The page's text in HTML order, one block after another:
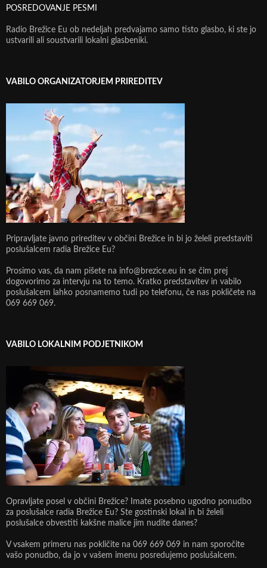
POSREDOVANJE PESMI
Radio Brežice Eu ob nedeljah predvajamo samo tisto glasbo, ki ste jo
ustvarili ali soustvarili lokalni glasbeniki.
VABILO ORGANIZATORJEM PRIREDITEV
Pripravljate javno prireditev v občini Brežice in bi jo želeli predstaviti
poslušalcem radia Brežice Eu?
Prosimo vas, da nam pišete na info@brezice.eu in se čim prej
dogovorimo za intervju na to temo. Kratko predstavitev in vabilo
poslušalcem lahko posnamemo tudi po telefonu, če nas pokličete na
069 669 069.
VABILO LOKALNIM PODJETNIKOM
Opravljate posel v občini Brežice? Imate posebno ugodno ponudbo
za poslušalce radia Brežice Eu? Ste gostinski lokal in bi želeli
poslušalce obvestiti kakšne malice jim nudite danes?
V vsakem primeru nas pokličite na 069 669 069 in nam sporočite
vašo ponudbo, da jo v vašem imenu posredujemo poslušalcem.